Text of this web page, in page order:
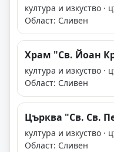
култура и изкуство
Област: Сливен
Храм "Св. Йоан
култура и изкуство
Област: Сливен
Църква "Св. Св.
култура и изкуство
Област: Сливен